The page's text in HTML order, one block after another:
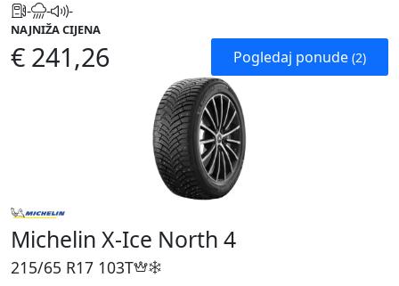
- - -
NAJNIŽA CIJENA
€ 241,26 Pogledaj ponude (2)
Michelin X-Ice North 4
215/65 R17 103T